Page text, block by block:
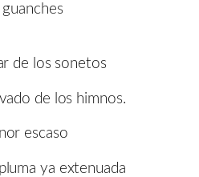
de los sonetos
de los himnos.
escaso
ya extenuada